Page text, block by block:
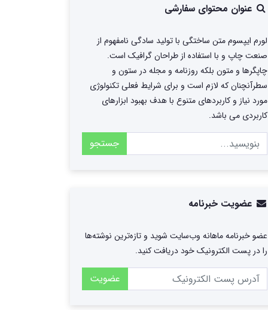
عنوان محتوای سفارشی
لورم ایپسوم متن ساختگی با تولید سادگی نامفهوم از
صنعت چاپ و با استفاده از طراحان گرافیک است.
چاپگرها و متون بلکه روزنامه و مجله در ستون و
سطرآنچنان که لازم است و برای شرایط فعلی تکنولوژی
مورد نیاز و کاربردهای متنوع با هدف بهبود ابزارهای
کاربردی می باشد.
جستجو
عضویت خبرنامه
عضو خبرنامه ماهانه وب‌سایت شوید و تازه‌ترین نوشته‌ها
را در پست الکترونیک خود دریافت کنید.
عضویت